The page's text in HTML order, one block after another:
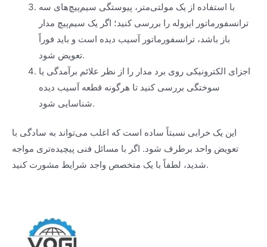
با استفاده از یک مولتی‌متر، پیوستگی سیم‌پیچ‌های سه
ترانسفورماتور ایزوله را بررسی کنید؛ اگر یک سیم‌پیچ مدار
باز باشد، ترانسفورماتور آسیب دیده است و باید فوراً
تعویض شود.
اجزای الکترونیکی روی برد مدار را از نظر علائم برآمدگی یا
سوختگی بررسی کنید تا هرگونه قطعه آسیب دیده
شناسایی شود.
این یک خرابی نسبتاً ساده است که اغلب می‌تواند به سادگی با
تعویض واحد برطرف شود. اگر با مسائل فنی پیچیده‌تری مواجه
شدید، لطفاً با یک متخصص واجد شرایط مشورت کنید.